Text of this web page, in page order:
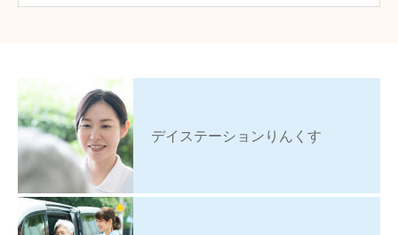
デイステーションりんくす